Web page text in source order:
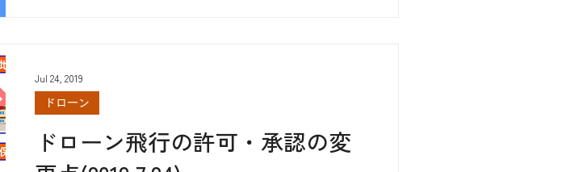
ドローン飛行の許可・承認の変
ドローン
Jul 24, 2019